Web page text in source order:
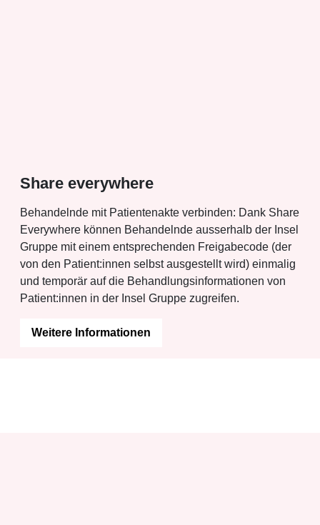
Share everywhere
Behandelnde mit Patientenakte verbinden: Dank Share
Everywhere können Behandelnde ausserhalb der Insel
Gruppe mit einem entsprechenden Freigabecode (der
von den Patient:innen selbst ausgestellt wird) einmalig
und temporär auf die Behandlungsinformationen von
Patient:innen in der Insel Gruppe zugreifen.
Weitere Informationen